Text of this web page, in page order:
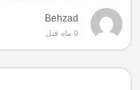
Behzad
9 ماه قبل